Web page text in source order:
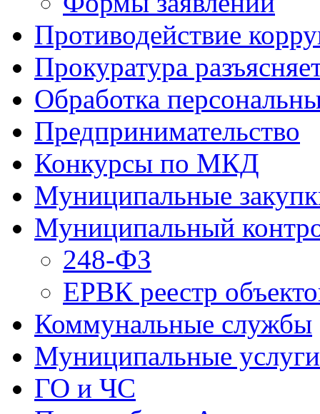
Противодействие
Прокуратура
Обработка
Предпринимательство
Конкурсы по МКД
Муниципальные
Муниципальный
248-ФЗ
ЕРВК реестр
Коммунальные службы
Муниципальные услуги
ГО и ЧС